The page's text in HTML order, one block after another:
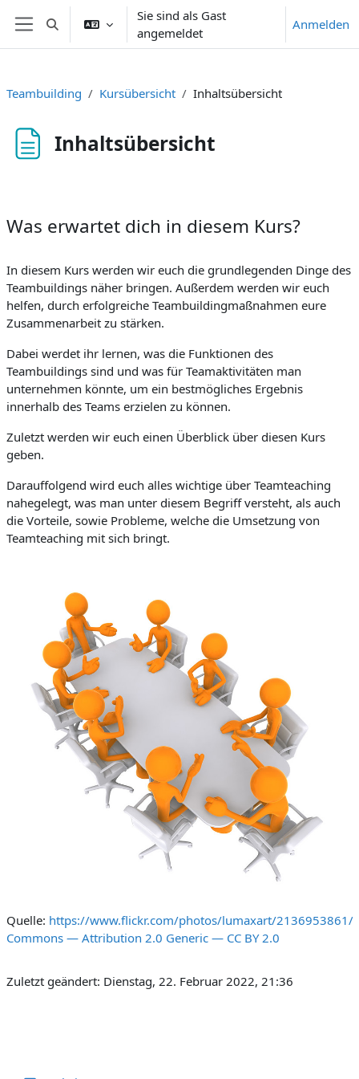
Zum Hauptinhalt
Website-Übersicht
Sucheingabe umschalten
Sie sind als Gast
angemeldet
Anmelden
Teambuilding Kursübersicht Inhaltsübersicht
Inhaltsübersicht
Was erwartet dich in diesem Kurs?
In diesem Kurs werden wir euch die grundlegenden Dinge des
Teambuildings näher bringen. Außerdem werden wir euch
helfen, durch erfolgreiche Teambuildingmaßnahmen eure
Zusammenarbeit zu stärken.
Dabei werdet ihr lernen, was die Funktionen des
Teambuildings sind und was für Teamaktivitäten man
unternehmen könnte, um ein bestmögliches Ergebnis
innerhalb des Teams erzielen zu können.
Zuletzt werden wir euch einen Überblick über diesen Kurs
geben.
Darauffolgend wird euch alles wichtige über Teamteaching
nahegelegt, was man unter diesem Begriff versteht, als auch
die Vorteile, sowie Probleme, welche die Umsetzung von
Teamteaching mit sich bringt.
Quelle: https://www.flickr.com/photos/lumaxart/2136953861/
Commons — Attribution 2.0 Generic — CC BY 2.0
Zuletzt geändert: Dienstag, 22. Februar 2022, 21:36